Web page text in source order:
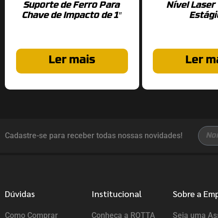
Suporte de Ferro Para
Chave de Impacto de 1″
Ler mais
Nível Laser
Ler
Cadastre-se para receber todas nossas novidades!
Dúvidas
Como Comprar
Institucional
Conheça a ROTTA
Sobre a
Seja uma